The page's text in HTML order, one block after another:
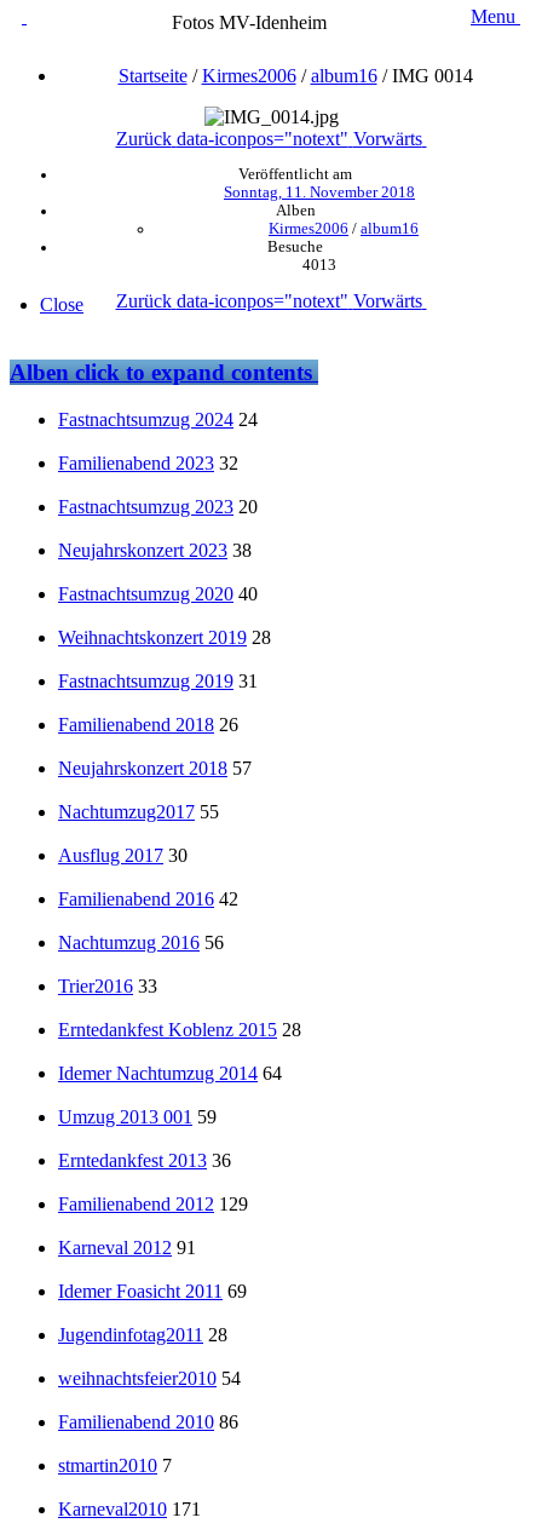
Fotos MV-Idenheim Menu
Startseite/Kirmes2006/album16/IMG 0014
Zurück data-iconpos="notext" Vorwärts
Veröffentlicht am
Sonntag, 11. November 2018
Alben
Kirmes2006 / album16
Besuche
4013
Zurück data-iconpos="notext" Vorwärts
Close
Albenclick to expand contents
Fastnachtsumzug 2024 24
Familienabend 2023 32
Fastnachtsumzug 2023 20
Neujahrskonzert 2023 38
Fastnachtsumzug 2020 40
Weihnachtskonzert 2019 28
Fastnachtsumzug 2019 31
Familienabend 2018 26
Neujahrskonzert 2018 57
Nachtumzug2017 55
Ausflug 2017 30
Familienabend 2016 42
Nachtumzug 2016 56
Trier2016 33
Erntedankfest Koblenz 2015 28
Idemer Nachtumzug 2014 64
Umzug 2013 001 59
Erntedankfest 2013 36
Familienabend 2012 129
Karneval 2012 91
Idemer Foasicht 2011 69
Jugendinfotag2011 28
weihnachtsfeier2010 54
Familienabend 2010 86
stmartin2010 7
Karneval2010 171